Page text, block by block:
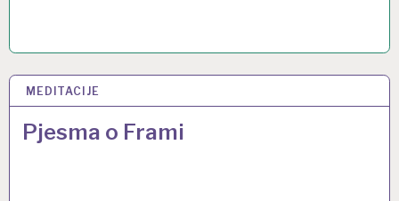
MEDITACIJE
Pjesma o Frami
11 PRO 2013